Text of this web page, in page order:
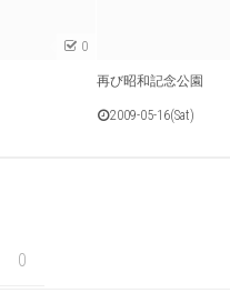
0
再び昭和記念公園
2009-05-16(Sat)
0